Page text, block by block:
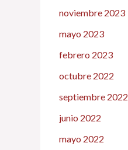
noviembre 2023
mayo 2023
febrero 2023
octubre 2022
septiembre 2022
junio 2022
mayo 2022